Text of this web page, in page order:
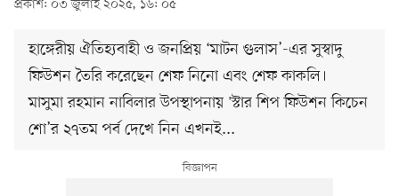
প্রকাশ: ০৩ জুলাই ২০২৫, ১৬: ০৫
হাঙ্গেরীয় ঐতিহ্যবাহী ও জনপ্রিয় ‘মাটন গুলাস’-এর সুস্বাদু
ফিউশন তৈরি করেছেন শেফ নিনো এবং শেফ কাকলি।
মাসুমা রহমান নাবিলার উপস্থাপনায় 'স্টার শিপ ফিউশন কিচেন
শো’র ২৭তম পর্ব দেখে নিন এখনই...